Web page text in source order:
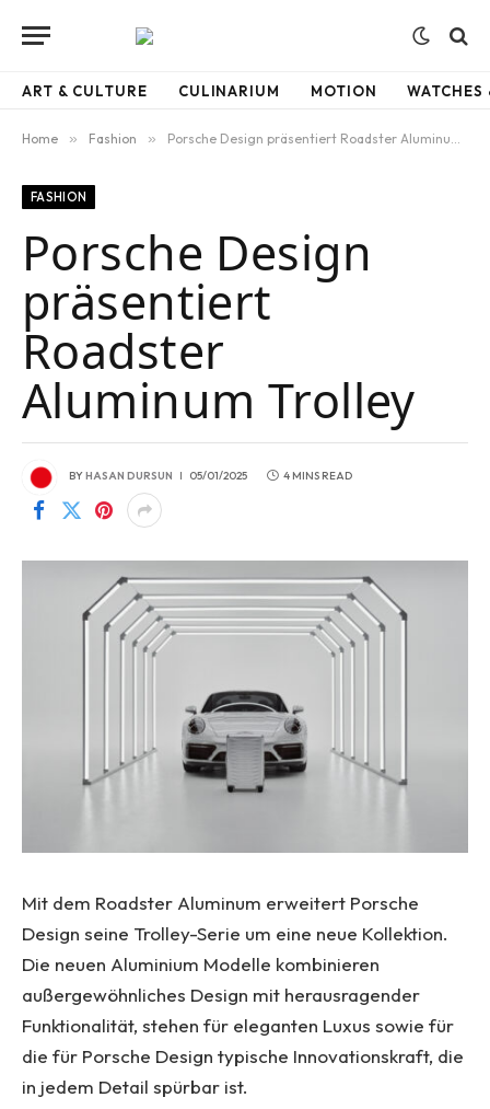
ART & CULTURE CULINARIUM MOTION WATCHES
Home » Fashion » Porsche Design präsentiert Roadster Aluminum Trolley
FASHION
Porsche Design
präsentiert
Roadster
Aluminum Trolley
BYHASAN DURSUN 05/01/2025 4 MINS READ
Mit dem Roadster Aluminum erweitert Porsche
Design seine Trolley-Serie um eine neue Kollektion.
Die neuen Aluminium Modelle kombinieren
außergewöhnliches Design mit herausragender
Funktionalität, stehen für eleganten Luxus sowie für
die für Porsche Design typische Innovationskraft, die
in jedem Detail spürbar ist.